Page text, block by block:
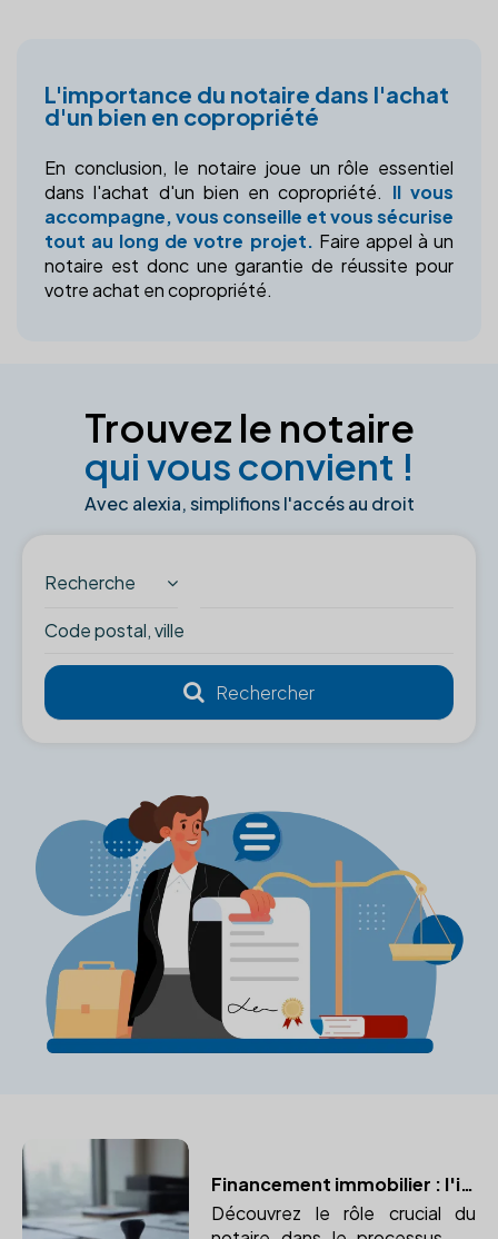
L'importance du notaire dans l'achat
d'un bien en copropriété
En conclusion, le notaire joue un rôle essentiel
dans l'achat d'un bien en copropriété. Il vous
accompagne, vous conseille et vous sécurise
tout au long de votre projet. Faire appel à un
notaire est donc une garantie de réussite pour
votre achat en copropriété.
Trouvez le notaire
qui vous convient !
Avec alexia, simplifions l'accés au droit
Recherche
Financement immobilier : l'importance du notaire
Découvrez le rôle crucial du